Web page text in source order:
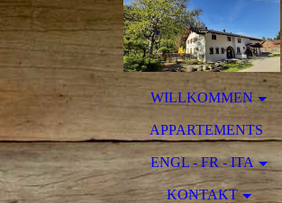
WILLKOMMEN
APPARTEMENTS
ENGL - FR - ITA
KONTAKT